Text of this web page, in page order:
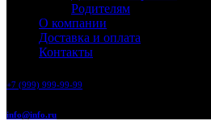
Родителям
О компании
Доставка и оплата
Контакты
+7 (999) 999-99-99
info@info.ru